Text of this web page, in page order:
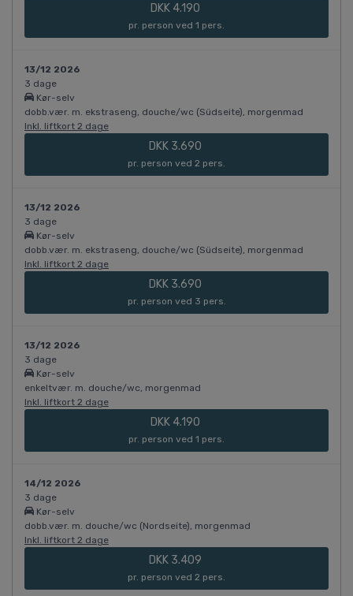
DKK 4.190
pr. person ved 1 pers.
13/12 2026
3 dage
Kør-selv
dobb.vær. m. ekstraseng, douche/wc (Südseite), morgenmad
Inkl. liftkort 2 dage
DKK 3.690
pr. person ved 2 pers.
13/12 2026
3 dage
Kør-selv
dobb.vær. m. ekstraseng, douche/wc (Südseite), morgenmad
Inkl. liftkort 2 dage
DKK 3.690
pr. person ved 3 pers.
13/12 2026
3 dage
Kør-selv
enkeltvær. m. douche/wc, morgenmad
Inkl. liftkort 2 dage
DKK 4.190
pr. person ved 1 pers.
14/12 2026
3 dage
Kør-selv
dobb.vær. m. douche/wc (Nordseite), morgenmad
Inkl. liftkort 2 dage
DKK 3.409
pr. person ved 2 pers.